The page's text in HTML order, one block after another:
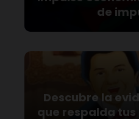
de
Descubre la
que respalda